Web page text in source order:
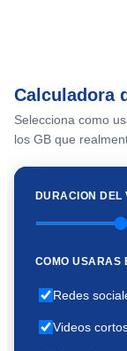
Calculadora
Selecciona como
los GB que
DURACION DEL
COMO USARAS
Redes
Videos